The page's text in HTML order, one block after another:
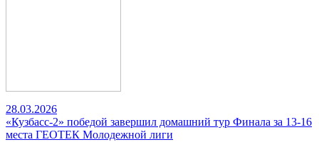
28.03.2026
«Кузбасс-2» победой завершил домашний тур Финала за 13-16
места ГЕОТЕК Молодежной лиги